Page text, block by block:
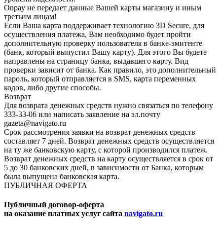
Onpay не передает данные Вашей карты магазину и иным
третьим лицам!
Если Ваша карта поддерживает технологию 3D Secure, для
осуществления платежа, Вам необходимо будет пройти
дополнительную проверку пользователя в банке-эмитенте
(банк, который выпустил Вашу карту). Для этого Вы будете
направлены на страницу банка, выдавшего карту. Вид
проверки зависит от банка. Как правило, это дополнительный
пароль, который отправляется в SMS, карта переменных
кодов, либо другие способы.
Возврат
Для возврата денежных средств нужно связаться по телефону
333-33-06 или написать заявление на эл.почту
gazeta@navigato.ru
Срок рассмотрения заявки на возврат денежных средств
составляет 7 дней. Возврат денежных средств осуществляется
на ту же банковскую карту, с которой производился платеж.
Возврат денежных средств на карту осуществляется в срок от
5 до 30 банковских дней, в зависимости от Банка, которым
была выпущена банковская карта.
ПУБЛИЧНАЯ ОФЕРТА
Публичный договор-оферта
на оказание платных услуг сайта navigato.ru